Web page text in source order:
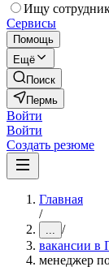
Ищу
Сервисы
Помощь
Ещё
Поиск
Пермь
Войти
Войти
Создать резюме
Главная
/
... /
вакансии в
менеджер